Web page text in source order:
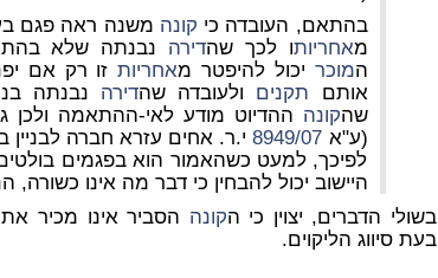
בהתאם, העובדה כי קונה משנה ראה פגם
מאחריותו לכך שהדירה נבנתה שלא
המוכר יכול להיפטר מאחריותזו רק אם
אותם תקנים ולעובדה שהדירה נבנתה
שהקונה ההדיוט מודע לאי-ההתאמה
(ע"א 8949/07
לפיכך, למעט כשהאמור הוא בפגמים
היישוב יכול להבחין כי דבר מה אינו כשורה,
בשולי הדברים, יצוין כי הקונה הסביר אינו מכיר
בעת סיווג הליקוים.